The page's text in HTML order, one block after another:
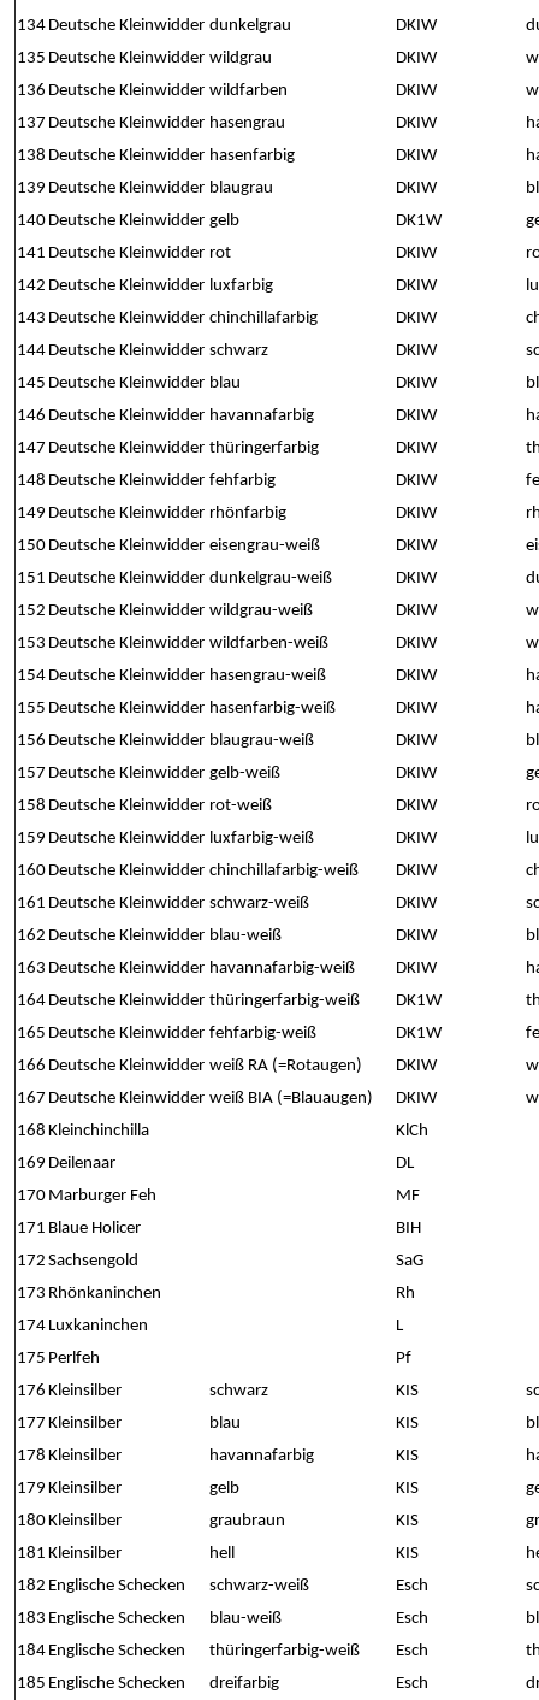
134 Deutsche Kleinwidder dunkelgrau DKIW
135 Deutsche Kleinwidder wildgrau DKIW
136 Deutsche Kleinwidder wildfarben DKIW
137 Deutsche Kleinwidder hasengrau DKIW
138 Deutsche Kleinwidder hasenfarbig DKIW
139 Deutsche Kleinwidder blaugrau DKIW
140 Deutsche Kleinwidder gelb DK1W
141 Deutsche Kleinwidder rot DKIW
142 Deutsche Kleinwidder luxfarbig DKIW
143 Deutsche Kleinwidder chinchillafarbig DKIW
144 Deutsche Kleinwidder schwarz DKIW
145 Deutsche Kleinwidder blau DKIW
146 Deutsche Kleinwidder havannafarbig DKIW
147 Deutsche Kleinwidder thüringerfarbig DKIW
148 Deutsche Kleinwidder fehfarbig DKIW
149 Deutsche Kleinwidder rhönfarbig DKIW
150 Deutsche Kleinwidder eisengrau-weiß DKIW
151 Deutsche Kleinwidder dunkelgrau-weiß DKIW
152 Deutsche Kleinwidder wildgrau-weiß DKIW
153 Deutsche Kleinwidder wildfarben-weiß DKIW
154 Deutsche Kleinwidder hasengrau-weiß DKIW
155 Deutsche Kleinwidder hasenfarbig-weiß DKIW
156 Deutsche Kleinwidder blaugrau-weiß DKIW
157 Deutsche Kleinwidder gelb-weiß DKIW
158 Deutsche Kleinwidder rot-weiß DKIW
159 Deutsche Kleinwidder luxfarbig-weiß DKIW
160 Deutsche Kleinwidder chinchillafarbig-weiß DKIW
161 Deutsche Kleinwidder schwarz-weiß DKIW
162 Deutsche Kleinwidder blau-weiß DKIW
163 Deutsche Kleinwidder havannafarbig-weiß DKIW
164 Deutsche Kleinwidder thüringerfarbig-weiß DK1W
165 Deutsche Kleinwidder fehfarbig-weiß DK1W
166 Deutsche Kleinwidder weiß RA (=Rotaugen) DKIW
167 Deutsche Kleinwidder weiß BIA (=Blauaugen) DKIW
168 Kleinchinchilla
KlCh
169 Deilenaar
DL
170 Marburger Feh
MF
171 Blaue Holicer
BIH
172 Sachsengold
SaG
173 Rhönkaninchen
Rh
174 Luxkaninchen
L
175 Perlfeh
Pf
176 Kleinsilber schwarz KIS
177 Kleinsilber blau KIS
178 Kleinsilber havannafarbig KIS
179 Kleinsilber gelb KIS
180Kleinsilber graubraun KIS
181 Kleinsilber hell KIS
182 Englische Schecken schwarz-weiß Esch
183 Englische Schecken blau-weiß Esch
184 Englische Schecken thüringerfarbig-weiß Esch
185 Englische Schecken dreifarbig Esch